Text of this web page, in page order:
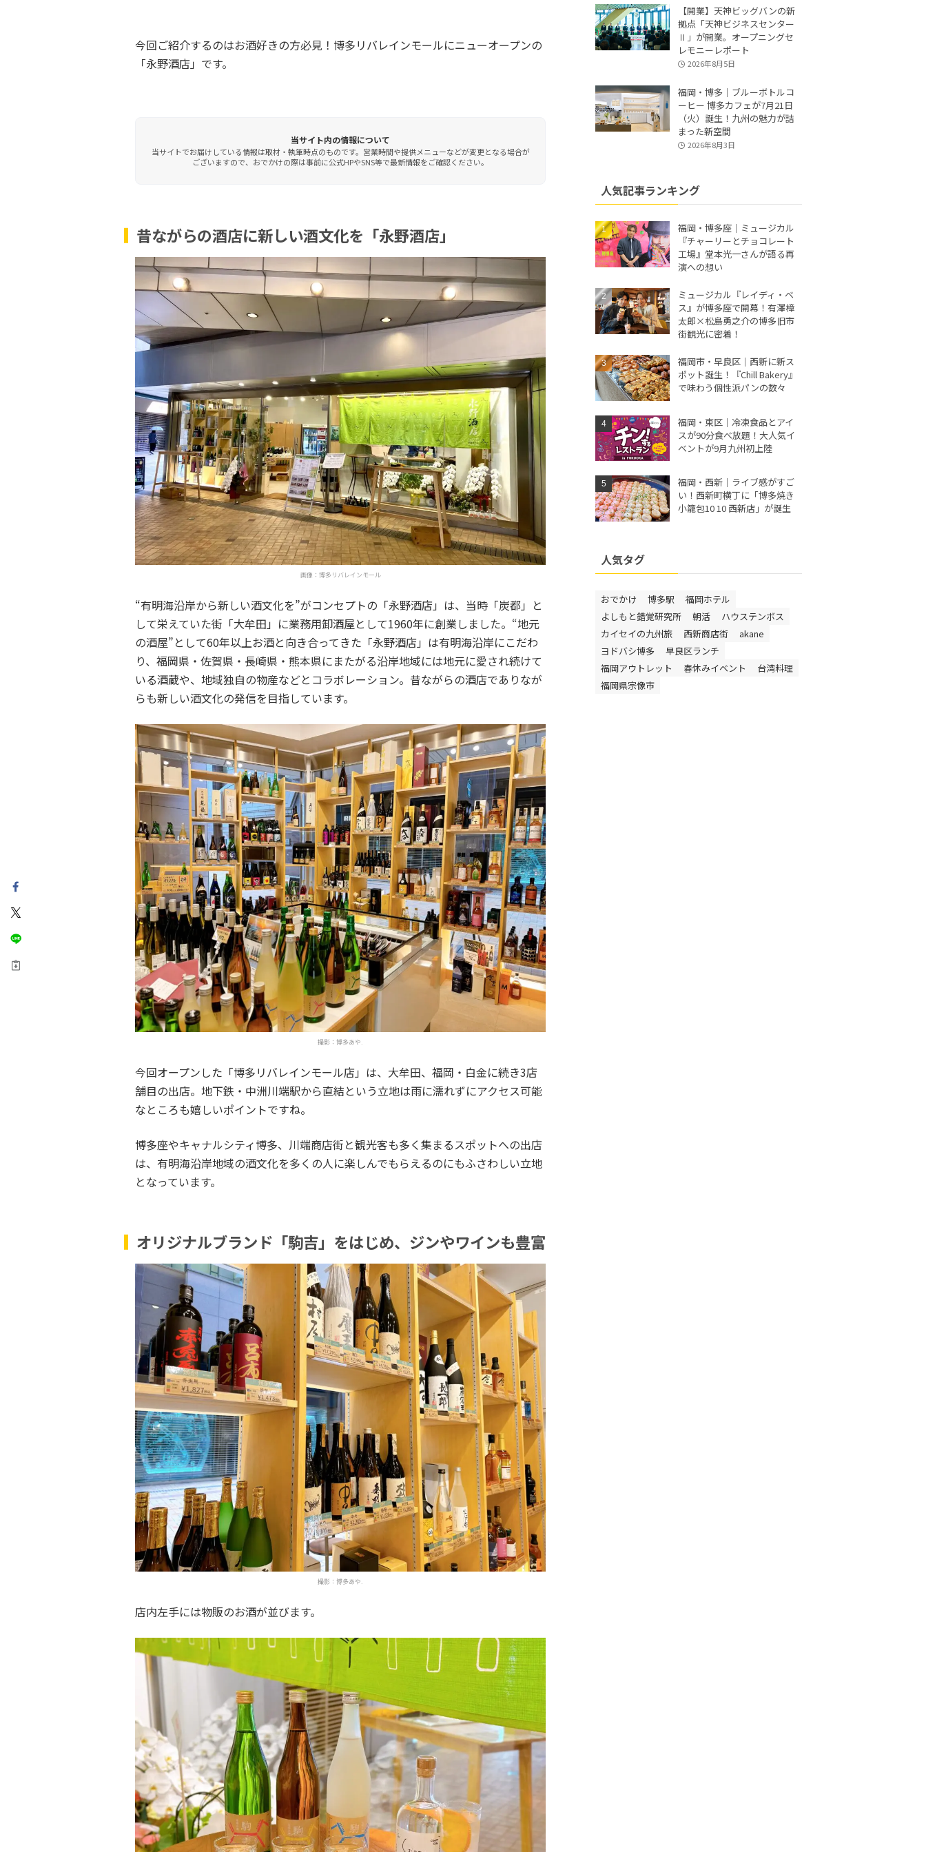
今回ご紹介するのはお酒好きの方必見！博多リバレインモールにニューオープンの
「永野酒店」です。
当サイト内の情報について
当サイトでお届けしている情報は取材・執筆時点のものです。営業時間や提供メニューなどが変更となる場合が
ございますので、おでかけの際は事前に公式HPやSNS等で最新情報をご確認ください。
昔ながらの酒店に新しい酒文化を「永野酒店」
画像：博多リバレインモール
“有明海沿岸から新しい酒文化を”がコンセプトの「永野酒店」は、当時「炭都」と
して栄えていた街「大牟田」に業務用卸酒屋として1960年に創業しました。“地元
の酒屋”として60年以上お酒と向き合ってきた「永野酒店」は有明海沿岸にこだわ
り、福岡県・佐賀県・長崎県・熊本県にまたがる沿岸地域には地元に愛され続けて
いる酒蔵や、地域独自の物産などとコラボレーション。昔ながらの酒店でありなが
らも新しい酒文化の発信を目指しています。
撮影：博多あや.
今回オープンした「博多リバレインモール店」は、大牟田、福岡・白金に続き3店
舗目の出店。地下鉄・中洲川端駅から直結という立地は雨に濡れずにアクセス可能
なところも嬉しいポイントですね。
博多座やキャナルシティ博多、川端商店街と観光客も多く集まるスポットへの出店
は、有明海沿岸地域の酒文化を多くの人に楽しんでもらえるのにもふさわしい立地
となっています。
オリジナルブランド「駒吉」をはじめ、ジンやワインも豊富
撮影：博多あや.
店内左手には物販のお酒が並びます。
【開業】天神ビッグバンの新
拠点「天神ビジネスセンター
Ⅱ」が開業。オープニングセ
レモニーレポート
2026年8月5日
福岡・博多｜ブルーボトルコ
ーヒー 博多カフェが7月21日
（火）誕生！九州の魅力が詰
まった新空間
2026年8月3日
人気記事ランキング
福岡・博多座｜ミュージカル
『チャーリーとチョコレート
工場』堂本光一さんが語る再
演への想い
ミュージカル『レイディ・ベ
ス』が博多座で開幕！有澤樟
太郎×松島勇之介の博多旧市
街観光に密着！
福岡市・早良区｜西新に新ス
ポット誕生！『Chill Bakery』
で味わう個性派パンの数々
福岡・東区｜冷凍食品とアイ
スが90分食べ放題！大人気イ
ベントが9月九州初上陸
福岡・西新｜ライブ感がすご
い！西新町横丁に「博多焼き
小籠包10 10 西新店」が誕生
人気タグ
おでかけ 博多駅
福岡ホテル
よしもと錯覚研究所
朝活
ハウステンボス
カイセイの九州旅
西新商店街
akane
ヨドバシ博多
早良区ランチ
福岡アウトレット
春休みイベント
台湾料理
福岡県宗像市